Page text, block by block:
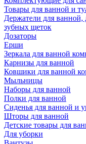
Товары для ванной и
Держатели для ванной,
зубных щеток
Дозаторы
Ерши
Зеркала для ванной
Карнизы для ванной
Ковшики для ванной
Мыльницы
Наборы для ванной
Полки для ванной
Сиденья для ванной и
Шторы для ванной
Детские товары для
Для уборки